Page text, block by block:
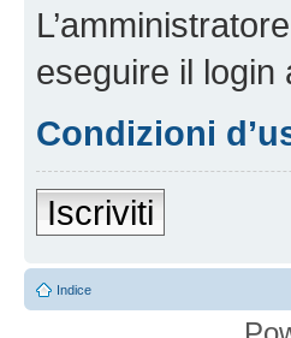
eseguire il login
Condizioni
Iscriviti
Indice